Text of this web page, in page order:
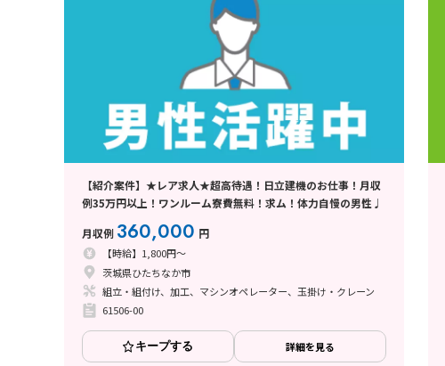
【紹介案件】★レア求人★超高待遇！日立建機のお仕事！月収
例35万円以上！ワンルーム寮費無料！求ム！体力自慢の男性♩
月収例 360,000 円
【時給】1,800円～
茨城県ひたちなか市
組立・組付け、加工、マシンオペレーター、玉掛け・クレーン
61506-00
キープする 詳細を見る